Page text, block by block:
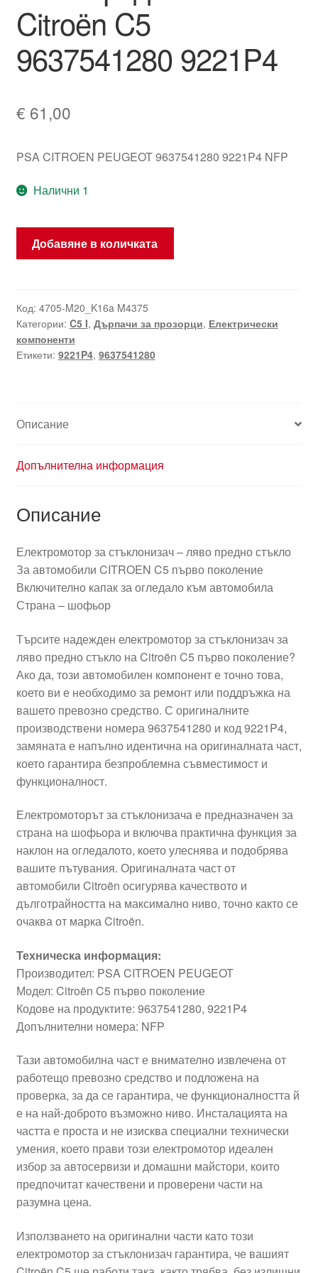
Citroën C5
9637541280 9221P4
€ 61,00
PSA CITROEN PEUGEOT 9637541280 9221P4 NFP
Налични 1
количество
стъклоповдигач
за
ляво
предно
9637541280
Добавяне в количката
Код: 4705-M20_K16a M4375
Категории: C5 I, Дърпачи за прозорци, Електрически
компоненти
Етикети: 9221P4, 9637541280
Описание
Допълнителна информация
Описание
Електромотор за стъклонизач – ляво предно стъкло
За автомобили CITROEN C5 първо поколение
Включително капак за огледало към автомобила
Страна – шофьор
Търсите надежден електромотор за стъклонизач за
ляво предно стъкло на Citroën C5 първо поколение?
Ако да, този автомобилен компонент е точно това,
което ви е необходимо за ремонт или поддръжка на
вашето превозно средство. С оригиналните
производствени номера 9637541280 и код 9221P4,
замяната е напълно идентична на оригиналната част,
което гарантира безпроблемна съвместимост и
функционалност.
Електромоторът за стъклонизача е предназначен за
страна на шофьора и включва практична функция за
наклон на огледалото, което улеснява и подобрява
вашите пътувания. Оригиналната част от
автомобили Citroën осигурява качеството и
дълготрайността на максимално ниво, точно както се
очаква от марка Citroën.
Техническа информация:
Производител: PSA CITROEN PEUGEOT
Модел: Citroën C5 първо поколение
Кодове на продуктите: 9637541280, 9221P4
Допълнителни номера: NFP
Тази автомобилна част е внимателно извлечена от
работещо превозно средство и подложена на
проверка, за да се гарантира, че функционалността й
е на най-доброто възможно ниво. Инсталацията на
частта е проста и не изисква специални технически
умения, което прави този електромотор идеален
избор за автосервизи и домашни майстори, които
предпочитат качествени и проверени части на
разумна цена.
Използването на оригинални части като този
електромотор за стъклонизач гарантира, че вашият